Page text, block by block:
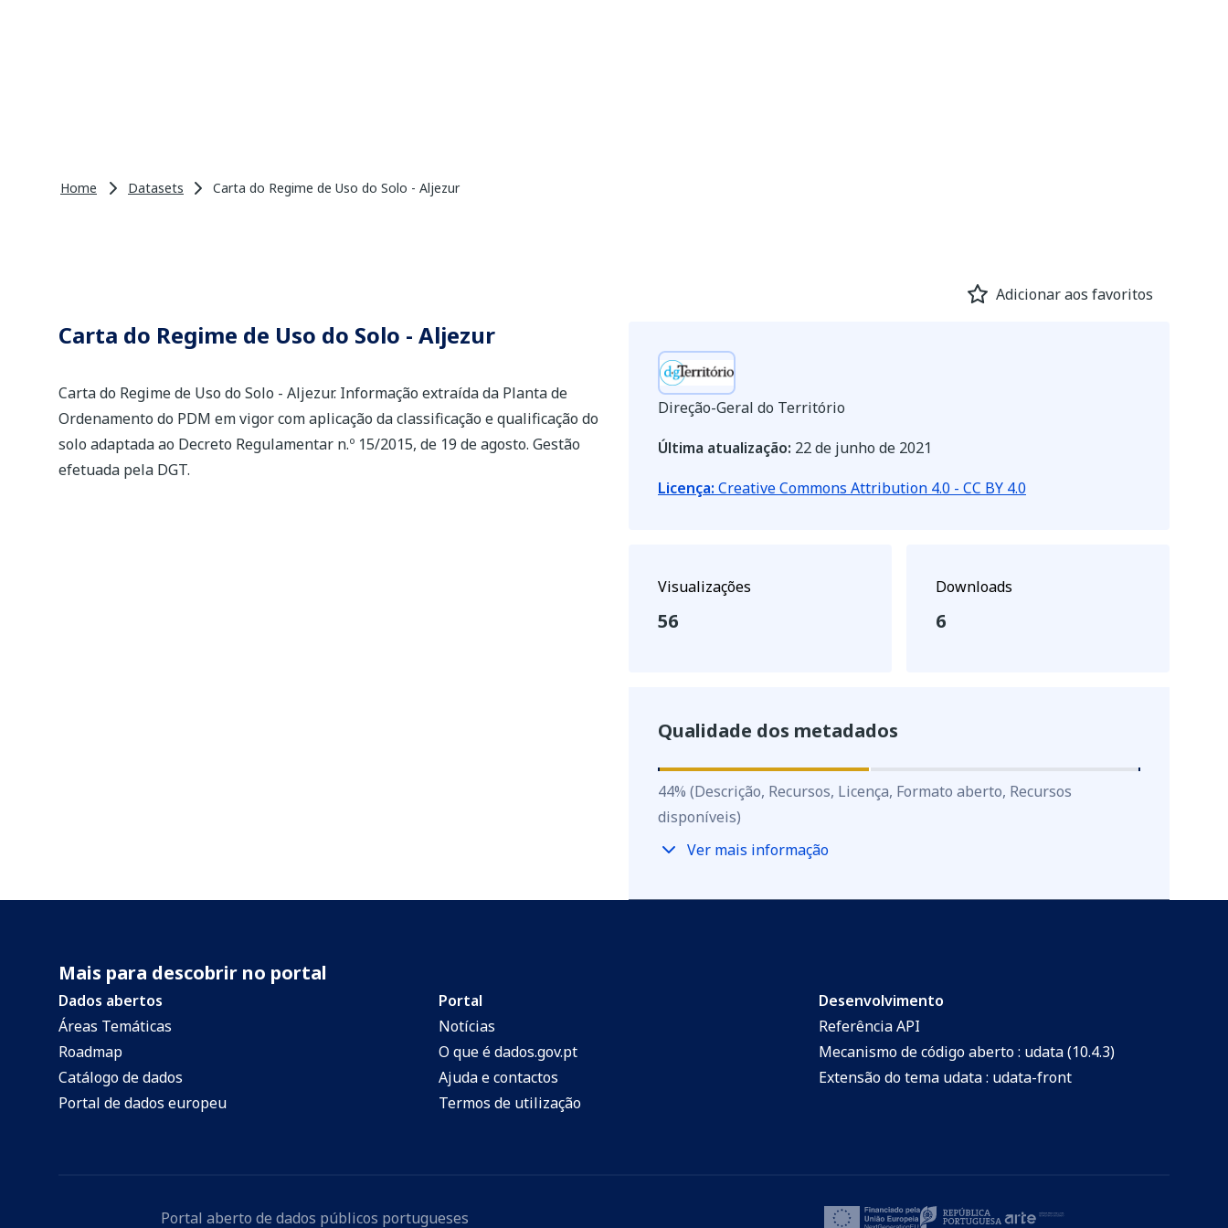
Home Datasets Carta do Regime de Uso do Solo - Aljezur
Adicionar aos favoritos
Carta do Regime de Uso do Solo - Aljezur
Carta do Regime de Uso do Solo - Aljezur. Informação extraída da Planta de
Ordenamento do PDM em vigor com aplicação da classificação e qualificação do
solo adaptada ao Decreto Regulamentar n.º 15/2015, de 19 de agosto. Gestão
efetuada pela DGT.
Direção-Geral do Território
Última atualização: 22 de junho de 2021
Licença: Creative Commons Attribution 4.0 - CC BY 4.0
Visualizações
56
Downloads
6
Qualidade dos metadados
44%
44% (Descrição, Recursos, Licença, Formato aberto, Recursos
disponíveis)
Ver mais informação
Mais para descobrir no portal
Dados abertos
Áreas Temáticas
Roadmap
Catálogo de dados
Portal de dados europeu
Portal
Notícias
O que é dados.gov.pt
Ajuda e contactos
Termos de utilização
Desenvolvimento
Referência API
Mecanismo de código aberto : udata (10.4.3)
Extensão do tema udata : udata-front
Portal aberto de dados públicos portugueses